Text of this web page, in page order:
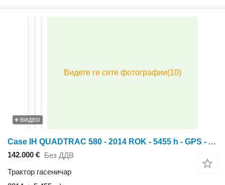
ВИДЕО
Case IH QUADTRAC 580 - 2014 ROK - 5455 h - GPS - AUTOPILOT
142.000 € Без ДДВ
Трактор гасеничар